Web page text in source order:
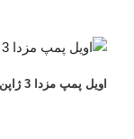
اویل پمپ مزدا 3 ژاپن